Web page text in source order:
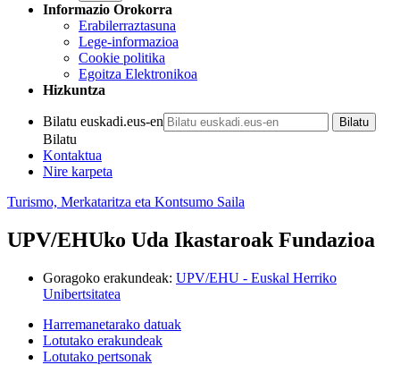
Informazio Orokorra
Erabilerraztasuna
Lege-informazioa
Cookie politika
Egoitza Elektronikoa
Hizkuntza
Bilatu euskadi.eus-en
Bilatu
Kontaktua
Nire karpeta
Turismo, Merkataritza eta Kontsumo Saila
UPV/EHUko Uda Ikastaroak Fundazioa
Goragoko erakundeak: UPV/EHU - Euskal Herriko
Unibertsitatea
Harremanetarako datuak
Lotutako erakundeak
Lotutako pertsonak